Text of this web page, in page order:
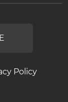
Policy